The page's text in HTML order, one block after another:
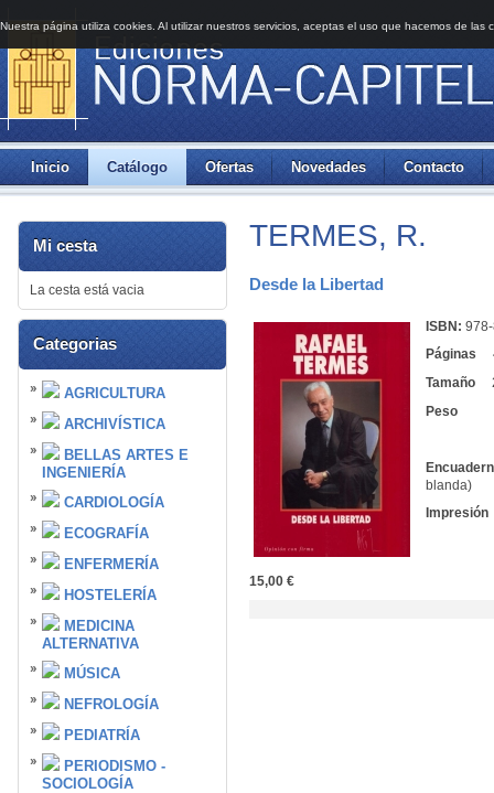
Nuestra página utiliza cookies. Al utilizar nuestros servicios, aceptas el uso que hacemos de las
Inicio Catálogo Ofertas Novedades Contacto
TERMES, R.
Desde la Libertad
ISBN:
Páginas
Tamaño
Peso
blanda)
Impresión
15,00 €
Mi cesta
La cesta está vacia
Categorias
AGRICULTURA
ARCHIVÍSTICA
BELLAS ARTES E
INGENIERÍA
CARDIOLOGÍA
ECOGRAFÍA
ENFERMERÍA
HOSTELERÍA
MEDICINA
ALTERNATIVA
MÚSICA
NEFROLOGÍA
PEDIATRÍA
PERIODISMO -
SOCIOLOGÍA